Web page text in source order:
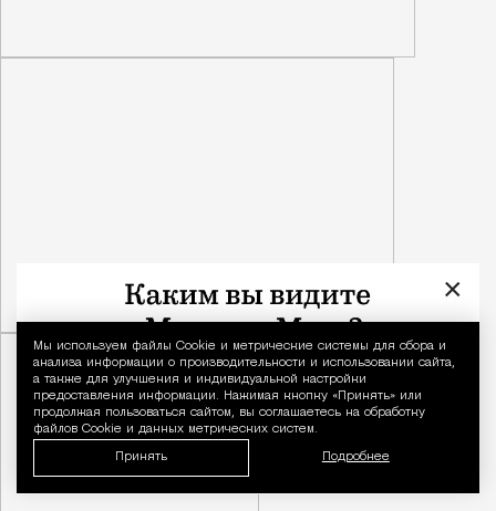
Уведомление
Мы используем файлы Сookie и метрические системы для сбора и
анализа информации о производительности и использовании сайта,
а также для улучшения и индивидуальной настройки
предоставления информации. Нажимая кнопку «Принять» или
продолжая пользоваться сайтом, вы соглашаетесь на обработку
файлов Cookie и данных метрических систем.
Принять Подробнее
×